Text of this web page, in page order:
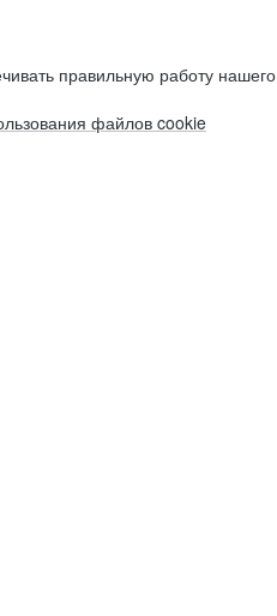
правильную работу
файлов cookie